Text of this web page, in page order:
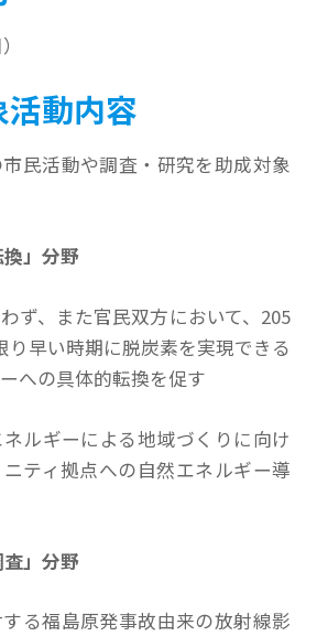
動内容
民活動や調査・研究を助成対象
」分野
ず、また官民双方において、205
り早い時期に脱炭素を実現できる
への具体的転換を促す
ネルギーによる地域づくりに向け
ティ拠点への自然エネルギー導
」分野
る福島原発事故由来の放射線影